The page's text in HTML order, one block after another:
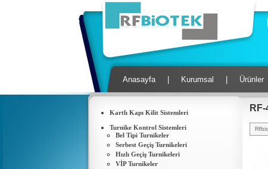
Anasayfa| Kurumsal Ürünler
Kartlı Kapı Kilit Sistemleri
Turnike Kontrol Sistemleri
Bel Tipi Turnikeler
Serbest Geçiş Turnikeleri
Hızlı Geçiş Turnikeleri
VİP Turnikeler